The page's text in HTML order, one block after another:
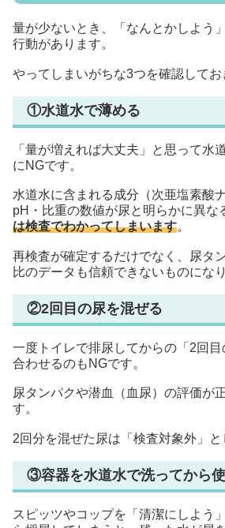
量が少ないとき、「なんとかしよう
行動があります。
やってしまいがちな3つを確認してお
①水道水で薄める
「量が増えれば大丈夫」と思って水
にNGです。
水道水に含まれる成分（次亜塩素酸
pH・比重の数値が尿と明らかに異な
は検査でわかってしまいます。
再検査が確定するだけでなく、尿タ
比のデータも信頼できないものになり
②2回目の尿を混ぜる
一度トイレで排尿してからの「2回
合わせるのもNGです。
尿タンパクや潜血（血尿）の評価が
す。
2回分を混ぜた尿は「検査対象外」と
③容器を水道水で洗ってから
スピッツやコップを「清潔にしよう